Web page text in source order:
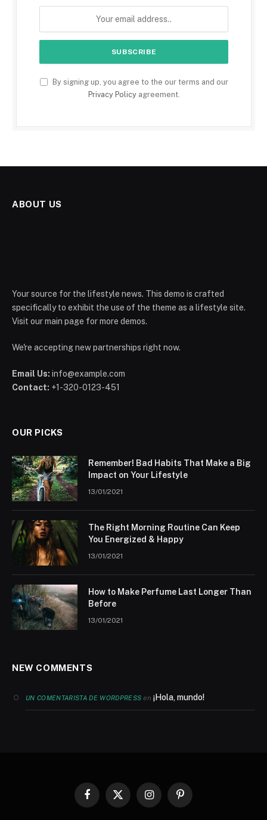
By signing up, you agree to the our terms and our
Privacy Policyagreement.
ABOUT US
Your source for the lifestyle news. This demo is crafted
specifically to exhibit the use of the theme as a lifestyle site.
Visit our main page for more demos.
We're accepting new partnerships right now.
Email Us: info@example.com
Contact: +1-320-0123-451
OUR PICKS
Remember! Bad Habits That Make a Big
Impact on Your Lifestyle
13/01/2021
The Right Morning Routine Can Keep
You Energized & Happy
13/01/2021
How to Make Perfume Last Longer Than
Before
13/01/2021
NEW COMMENTS
UN COMENTARISTA DE WORDPRESS en¡Hola, mundo!
Facebook
X
InstagramPinterest